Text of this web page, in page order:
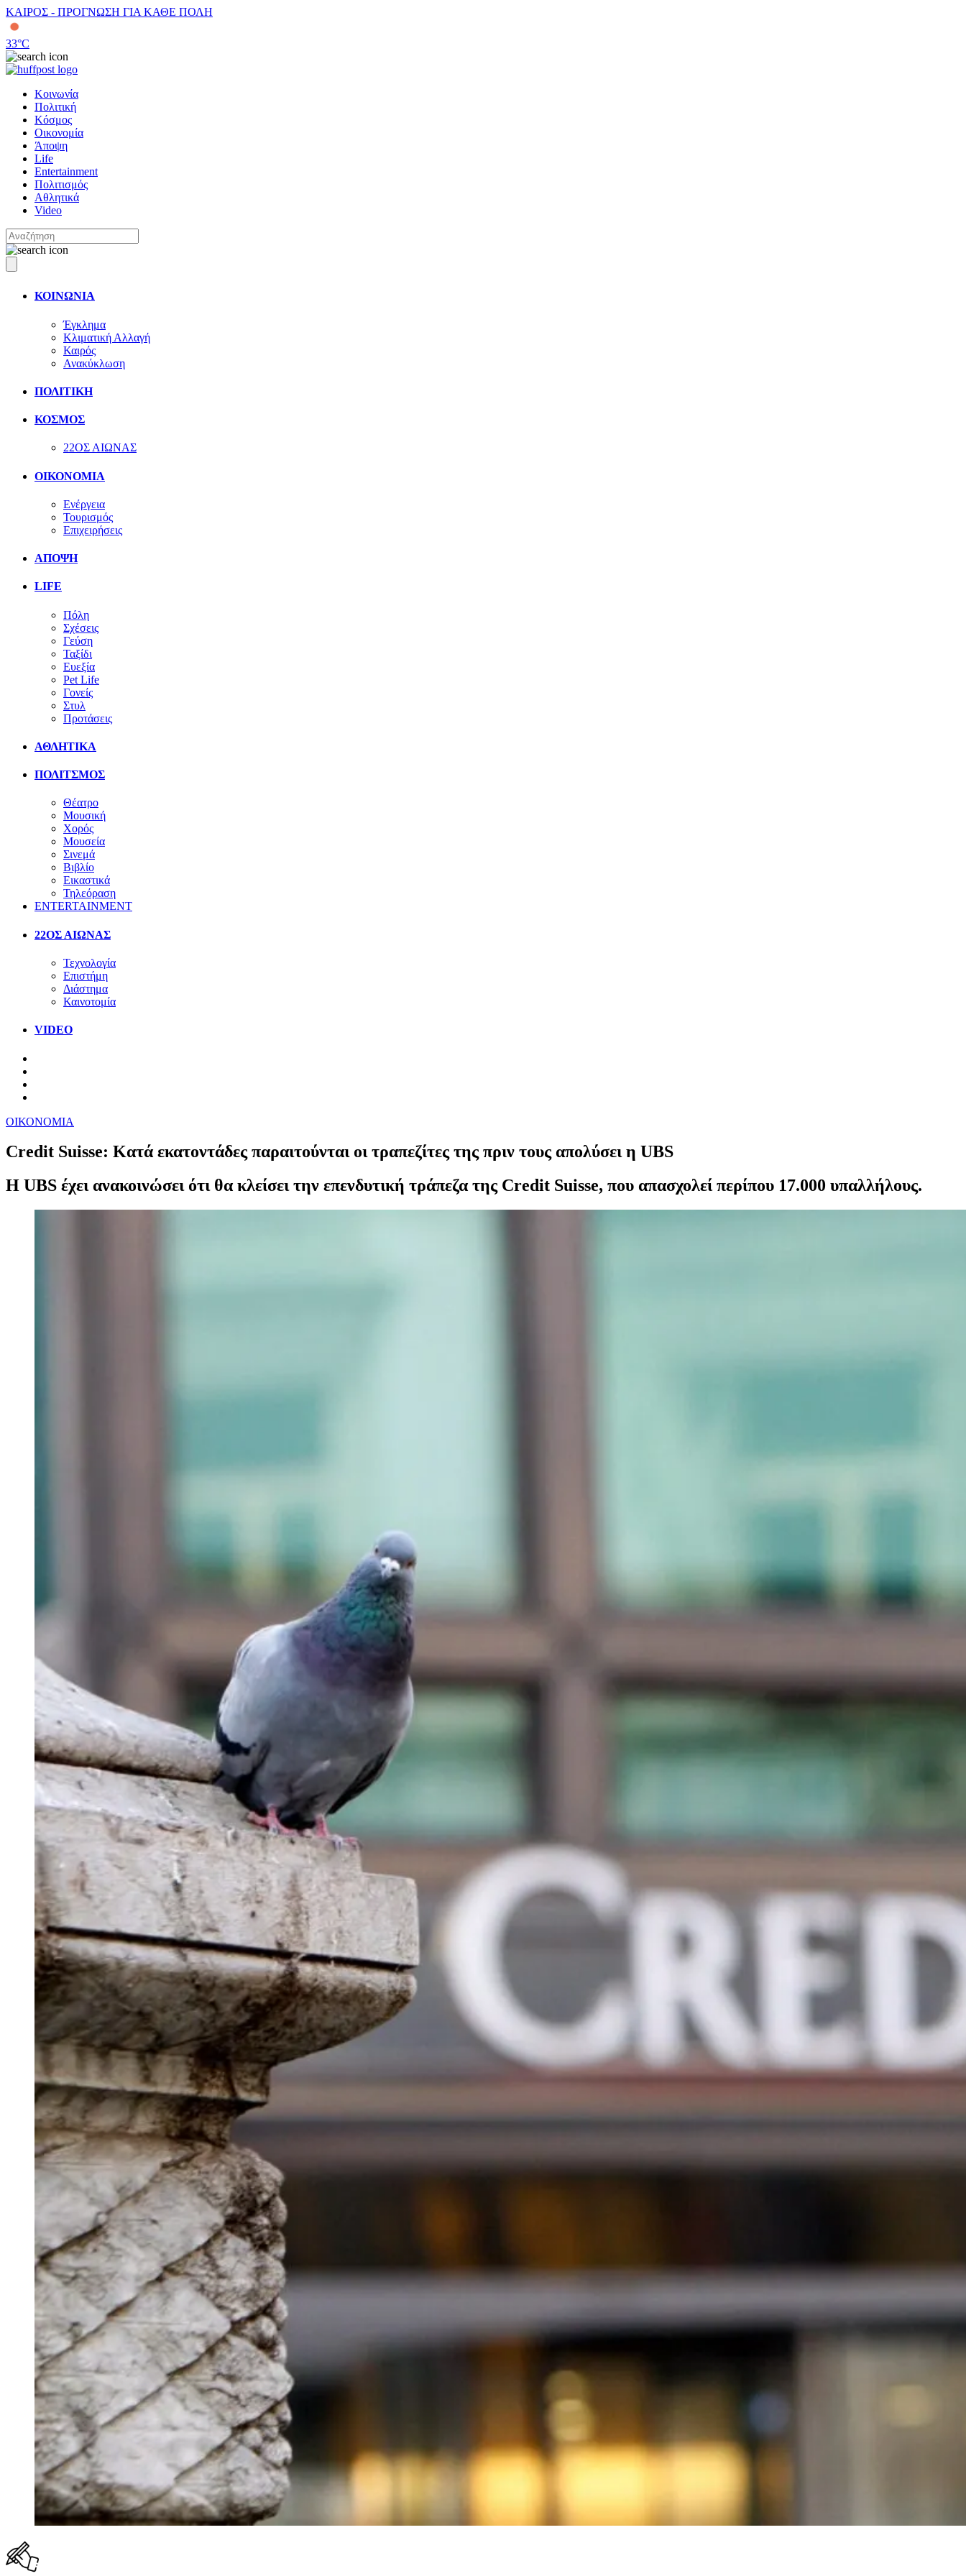
ΚΑΙΡΟΣ - ΠΡΟΓΝΩΣΗ ΓΙΑ ΚΑΘΕ ΠΟΛΗ
33°C
Κοινωνία
Πολιτική
Κόσμος
Οικονομία
Άποψη
Life
Entertainment
Πολιτισμός
Αθλητικά
Video
ΚΟΙΝΩΝΙΑ
Έγκλημα
Κλιματική Αλλαγή
Καιρός
Ανακύκλωση
ΠΟΛΙΤΙΚΗ
ΚΟΣΜΟΣ
22ΟΣ ΑΙΩΝΑΣ
ΟΙΚΟΝΟΜΙΑ
Ενέργεια
Τουρισμός
Επιχειρήσεις
ΑΠΟΨΗ
LIFE
Πόλη
Σχέσεις
Γεύση
Ταξίδι
Ευεξία
Pet Life
Γονείς
Στυλ
Προτάσεις
ΑΘΛΗΤΙΚΑ
ΠΟΛΙΤΣΜΟΣ
Θέατρο
Μουσική
Χορός
Μουσεία
Σινεμά
Βιβλίο
Εικαστικά
Τηλεόραση
ENTERTAINMENT
22ΟΣ ΑΙΩΝΑΣ
Τεχνολογία
Επιστήμη
Διάστημα
Καινοτομία
VIDEO
ΟΙΚΟΝΟΜΙΑ
Credit Suisse: Κατά εκατοντάδες παραιτούνται οι τραπεζίτες της πριν τους απολύσει η UBS
Η UBS έχει ανακοινώσει ότι θα κλείσει την επενδυτική τράπεζα της Credit Suisse, που απασχολεί περίπου 17.000 υπαλλήλους.